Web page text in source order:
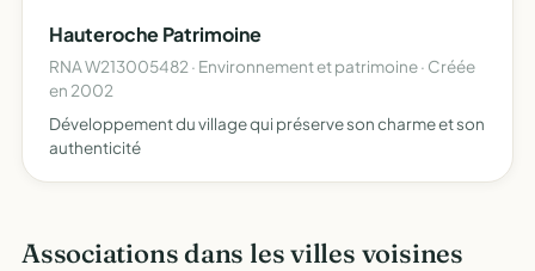
Hauteroche Patrimoine
RNA W213005482 · Environnement et patrimoine · Créée
en 2002
Développement du village qui préserve son charme et son
authenticité
Associations dans les villes voisines